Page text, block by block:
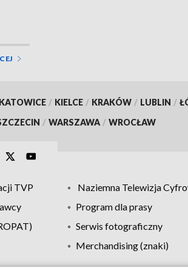
KATOWICE / KIELCE / KRAKÓW / LUBLIN /
/ WARSZAWA / WROCŁAW
TVP Naziemna Telewizja
Program dla prasy
Serwis fotograficzny
Merchandising (znaki)